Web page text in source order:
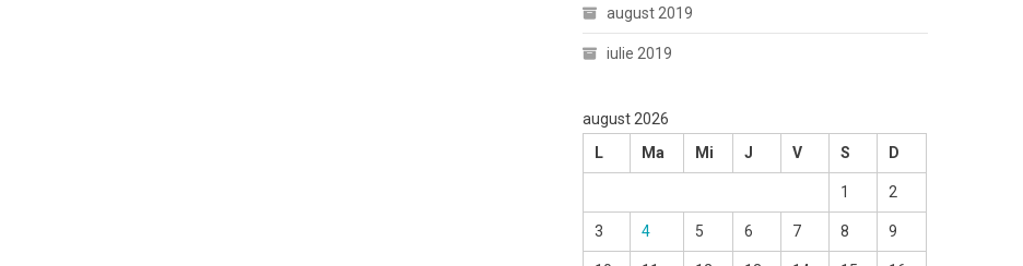
august 2019
iulie 2019
august 2026
L
Ma Mi J V S D
1 2
3 4 5 6 7 8 9